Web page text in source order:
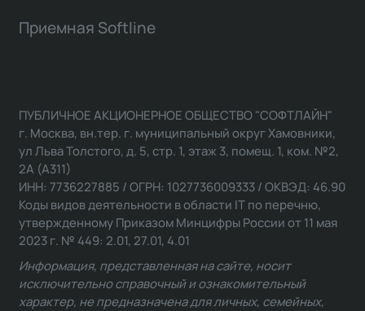
Приемная Softline
ПУБЛИЧНОЕ АКЦИОНЕРНОЕ ОБЩЕСТВО "СОФТЛАЙН"
г. Москва, вн.тер. г. муниципальный округ Хамовники,
ул Льва Толстого, д. 5, стр. 1, этаж 3, помещ. 1, ком. №2,
2А (А311)
ИНН: 7736227885 / ОГРН: 1027736009333 / ОКВЭД: 46.90
Коды видов деятельности в области IT по перечню,
утвержденному Приказом Минцифры России от 11 мая
2023 г. № 449: 2.01, 27.01, 4.01
Информация, представленная на сайте, носит
исключительно справочный и ознакомительный
характер, не предназначена для личных, семейных,